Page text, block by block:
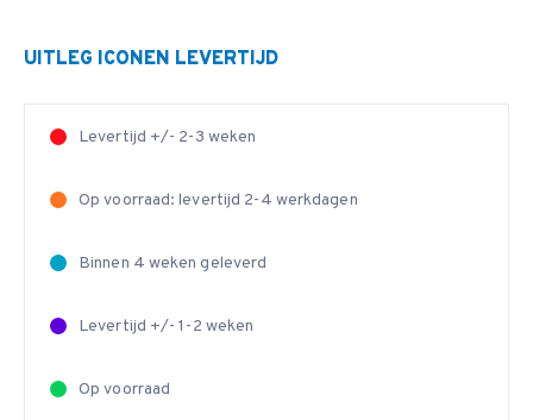
UITLEG ICONEN LEVERTIJD
Levertijd +/- 2-3 weken
Op voorraad: levertijd 2-4 werkdagen
Binnen 4 weken geleverd
Levertijd +/- 1-2 weken
Op voorraad